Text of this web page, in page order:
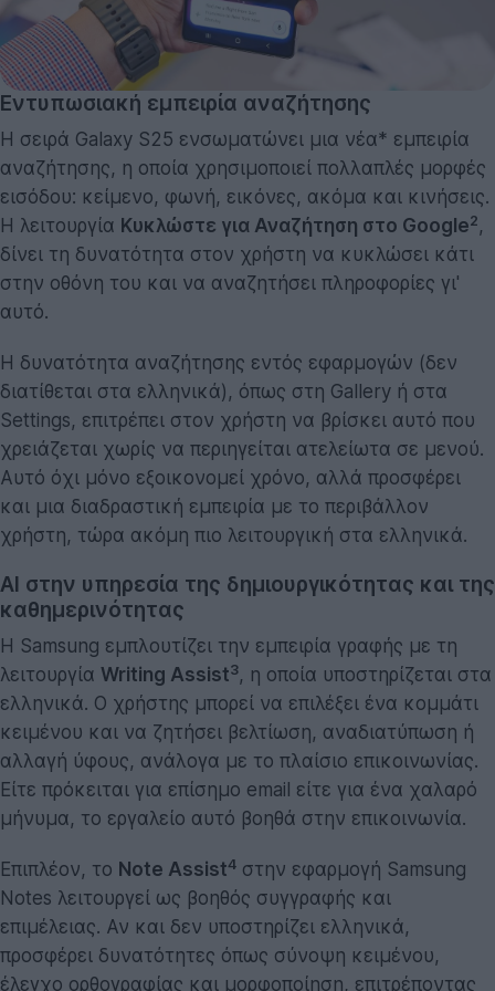
Εντυπωσιακή εμπειρία αναζήτησης
Η σειρά Galaxy S25 ενσωματώνει μια νέα* εμπειρία
αναζήτησης, η οποία χρησιμοποιεί πολλαπλές μορφές
εισόδου: κείμενο, φωνή, εικόνες, ακόμα και κινήσεις.
Η λειτουργία Κυκλώστε για Αναζήτηση στο Google2 ,
δίνει τη δυνατότητα στον χρήστη να κυκλώσει κάτι
στην οθόνη του και να αναζητήσει πληροφορίες γι'
αυτό.
Η δυνατότητα αναζήτησης εντός εφαρμογών (δεν
διατίθεται στα ελληνικά), όπως στη Gallery ή στα
Settings, επιτρέπει στον χρήστη να βρίσκει αυτό που
χρειάζεται χωρίς να περιηγείται ατελείωτα σε μενού.
Αυτό όχι μόνο εξοικονομεί χρόνο, αλλά προσφέρει
και μια διαδραστική εμπειρία με το περιβάλλον
χρήστη, τώρα ακόμη πιο λειτουργική στα ελληνικά.
AI στην υπηρεσία της δημιουργικότητας και της
καθημερινότητας
Η Samsung εμπλουτίζει την εμπειρία γραφής με τη
λειτουργία Writing Assist3, η οποία υποστηρίζεται στα
ελληνικά. Ο χρήστης μπορεί να επιλέξει ένα κομμάτι
κειμένου και να ζητήσει βελτίωση, αναδιατύπωση ή
αλλαγή ύφους, ανάλογα με το πλαίσιο επικοινωνίας.
Είτε πρόκειται για επίσημο email είτε για ένα χαλαρό
μήνυμα, το εργαλείο αυτό βοηθά στην επικοινωνία.
Επιπλέον, το Note Assist4 στην εφαρμογή Samsung
Notes λειτουργεί ως βοηθός συγγραφής και
επιμέλειας. Αν και δεν υποστηρίζει ελληνικά,
προσφέρει δυνατότητες όπως σύνοψη κειμένου,
έλεγχο ορθογραφίας και μορφοποίηση, επιτρέποντας